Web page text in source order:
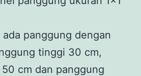
panggung dengan
tinggi 30 cm,
cm dan panggung